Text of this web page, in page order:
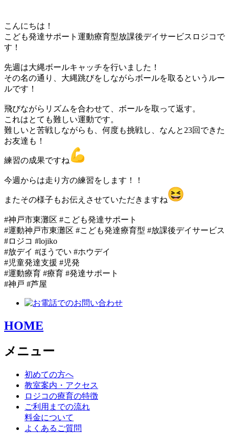
こんにちは！
こども発達サポート運動療育型放課後デイサービスロジコで
す！
先週は大縄ボールキャッチを行いました！
その名の通り、大縄跳びをしながらボールを取るというルー
ルです！
飛びながらリズムを合わせて、ボールを取って返す。
これはとても難しい運動です。
難しいと苦戦しながらも、何度も挑戦し、なんと23回できた
お友達も！
練習の成果ですね
今週からは走り方の練習をします！！
またその様子もお伝えさせていただきますね
#神戸市東灘区 #こども発達サポート
#運動神戸市東灘区 #こども発達療育型 #放課後デイサービス
#ロジコ #lojiko
#放デイ #ほうでい #ホウデイ
#児童発達支援 #児発
#運動療育 #療育 #発達サポート
#神戸 #芦屋
HOME
メニュー
初めての方へ
教室案内・アクセス
ロジコの療育の特徴
ご利用までの流れ
料金について
よくあるご質問